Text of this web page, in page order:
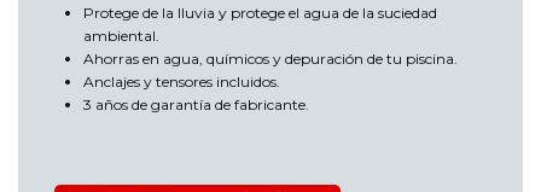
Protege de la lluvia y protege el agua de la suciedad
ambiental.
Ahorras en agua, químicos y depuración de tu piscina.
Anclajes y tensores incluidos.
3 años de garantía de fabricante.